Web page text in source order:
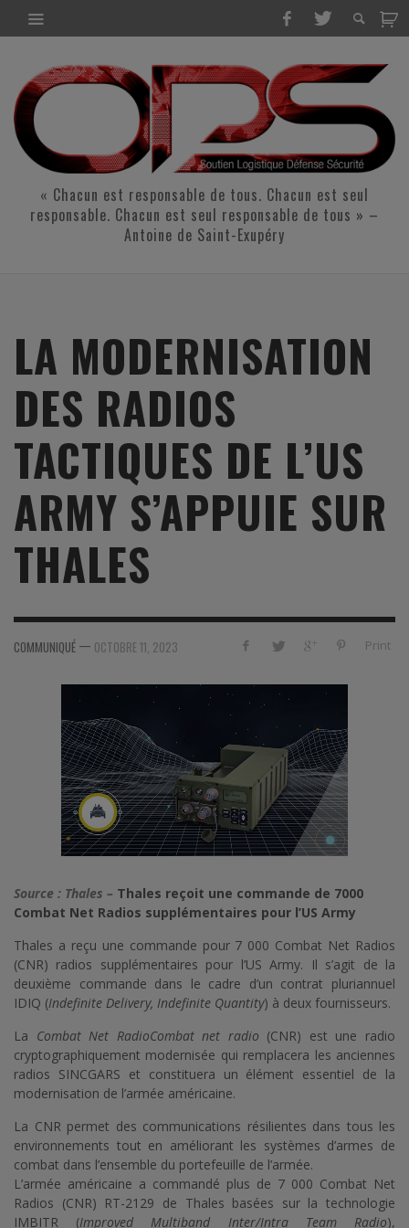
« Chacun est responsable de tous. Chacun est seul
responsable. Chacun est seul responsable de tous » –
Antoine de Saint-Exupéry
LA MODERNISATION
DES RADIOS
TACTIQUES DE L’US
ARMY S’APPUIE SUR
THALES
Print
COMMUNIQUÉ — OCTOBRE 11, 2023
Source : Thales – Thales reçoit une commande de 7000
Combat Net Radios supplémentaires pour l’US Army
Thales a reçu une commande pour 7 000 Combat Net Radios
(CNR) radios supplémentaires pour l’US Army. Il s’agit de la
deuxième commande dans le cadre d’un contrat pluriannuel
IDIQ (Indefinite Delivery, Indefinite Quantity) à deux fournisseurs.
La Combat Net RadioCombat net radio (CNR) est une radio
cryptographiquement modernisée qui remplacera les anciennes
radios SINCGARS et constituera un élément essentiel de la
modernisation de l’armée américaine.
La CNR permet des communications résilientes dans tous les
environnements tout en améliorant les systèmes d’armes de
combat dans l’ensemble du portefeuille de l’armée.
L’armée américaine a commandé plus de 7 000 Combat Net
Radios (CNR) RT-2129 de Thales basées sur la technologie
IMBITR (Improved Multiband Inter/Intra Team Radio),